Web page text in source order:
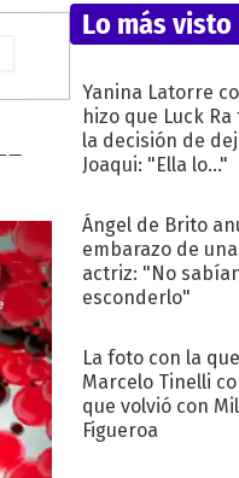
Lo más visto
Yanina Latorre
hizo que Luck
la decisión de
Joaqui: "Ella lo..."
Ángel de Brito
embarazo de
actriz: "No
esconderlo"
La foto con la que
Marcelo Tinelli
que volvió con
Figueroa